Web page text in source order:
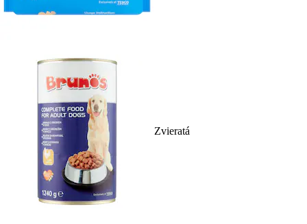
Zvieratá